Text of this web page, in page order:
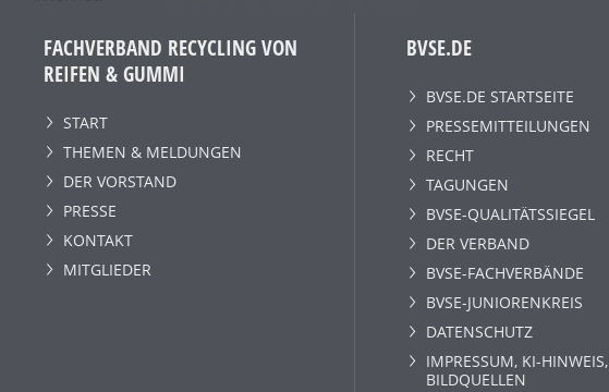
FACHVERBAND RECYCLING VON
REIFEN & GUMMI
START
THEMEN & MELDUNGEN
DER VORSTAND
PRESSE
KONTAKT
MITGLIEDER
BVSE.DE
BVSE.DE STARTSEITE
PRESSEMITTEILUNGEN
RECHT
TAGUNGEN
BVSE-QUALITÄTSSIEGEL
DER VERBAND
BVSE-FACHVERBÄNDE
BVSE-JUNIORENKREIS
DATENSCHUTZ
IMPRESSUM, KI-HINWEIS,
BILDQUELLEN